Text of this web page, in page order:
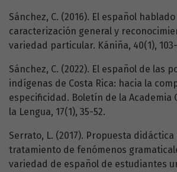
Sánchez, C. (2016). El español
caracterización general y
variedad particular. Kániña, 40(1), 103-
Sánchez, C. (2022). El español de las
indígenas de Costa Rica: hacia la
especificidad. Boletín de la Academia
la Lengua, 17(1), 35-52.
Serrato, L. (2017). Propuesta
tratamiento de fenómenos
variedad de español de estudiantes